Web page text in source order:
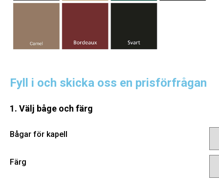
Fyll i och skicka oss en prisförfrågan
1. Välj båge och färg
Bågar för kapell
Färg